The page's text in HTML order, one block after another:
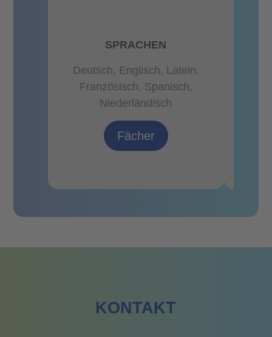
SPRACHEN
Deutsch, Englisch, Latein,
Französisch, Spanisch,
Niederländisch
Fächer
KONTAKT